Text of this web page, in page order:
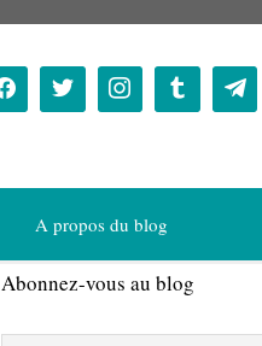
A propos du blog
Abonnez-vous au blog